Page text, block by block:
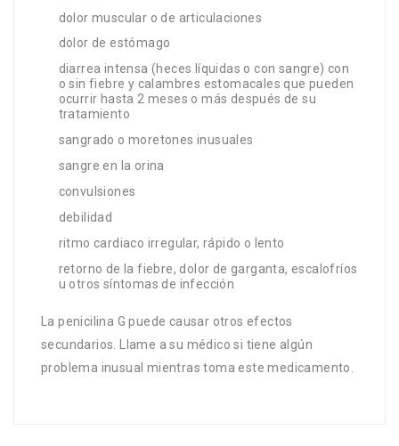
dolor muscular o de articulaciones
dolor de estómago
diarrea intensa (heces líquidas o con sangre) con
o sin fiebre y calambres estomacales que pueden
ocurrir hasta 2 meses o más después de su
tratamiento
sangrado o moretones inusuales
sangre en la orina
convulsiones
debilidad
ritmo cardiaco irregular, rápido o lento
retorno de la fiebre, dolor de garganta, escalofríos
u otros síntomas de infección
La penicilina G puede causar otros efectos
secundarios. Llame a su médico si tiene algún
problema inusual mientras toma este medicamento.